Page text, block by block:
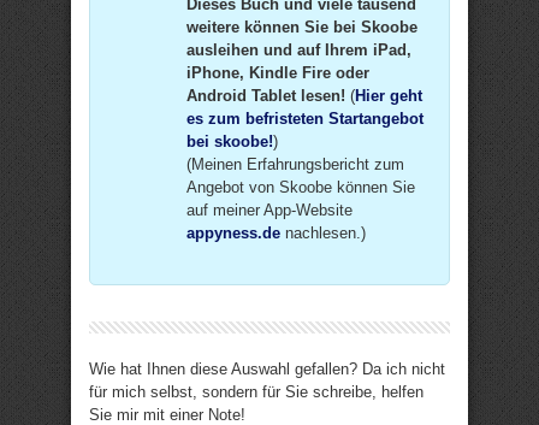
Dieses Buch und viele tausend
weitere können Sie bei Skoobe
ausleihen und auf Ihrem iPad,
iPhone, Kindle Fire oder
Android Tablet lesen! (Hier geht
es zum befristeten Startangebot
bei skoobe!)
(Meinen Erfahrungsbericht zum
Angebot von Skoobe können Sie
auf meiner App-Website
appyness.de nachlesen.)
Wie hat Ihnen diese Auswahl gefallen? Da ich nicht
für mich selbst, sondern für Sie schreibe, helfen
Sie mir mit einer Note!